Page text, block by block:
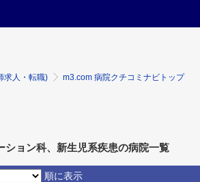
求人・転職)
m3.com 病院クチコミナビトップ
ション科、新生児系疾患の病院一覧
順に表示